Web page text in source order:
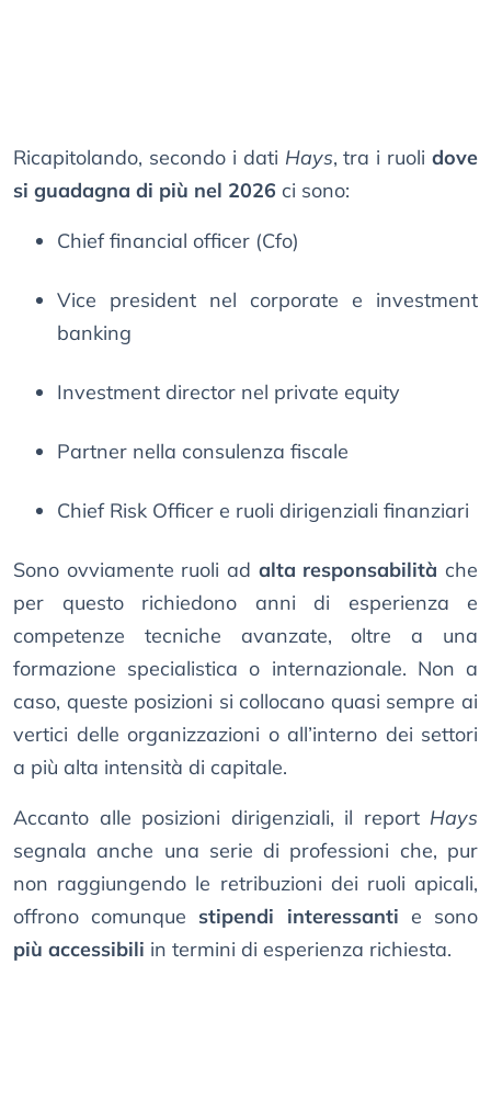
Ricapitolando, secondo i dati Hays, tra i ruoli dove
si guadagna di più nel 2026 ci sono:
Chief financial officer (Cfo)
Vice president nel corporate e investment
banking
Investment director nel private equity
Partner nella consulenza fiscale
Chief Risk Officer e ruoli dirigenziali finanziari
Sono ovviamente ruoli ad alta responsabilità che
per questo richiedono anni di esperienza e
competenze tecniche avanzate, oltre a una
formazione specialistica o internazionale. Non a
caso, queste posizioni si collocano quasi sempre ai
vertici delle organizzazioni o all’interno dei settori
a più alta intensità di capitale.
Accanto alle posizioni dirigenziali, il report Hays
segnala anche una serie di professioni che, pur
non raggiungendo le retribuzioni dei ruoli apicali,
offrono comunque stipendi interessanti e sono
più accessibili in termini di esperienza richiesta.